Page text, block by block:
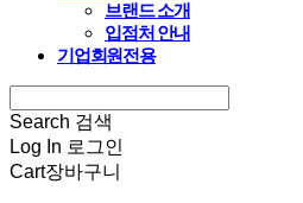
브랜드 소개
입점처 안내
기업회원전용
Search 검색
Log In 로그인
Cart장바구니